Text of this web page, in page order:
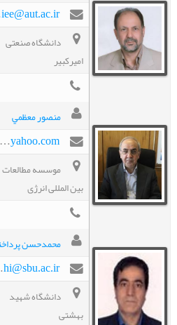
mshafiee@aut.ac.ir
دانشگاه صنعتی
امیرکبیر
منصور معظمي
moazami1335@yahoo.com
موسسه مطالعات
بین المللی انرژی
محمدحسن پرداختچی
m-pardakhtchi@sbu.ac.ir
دانشگاه شهید
بهشتی